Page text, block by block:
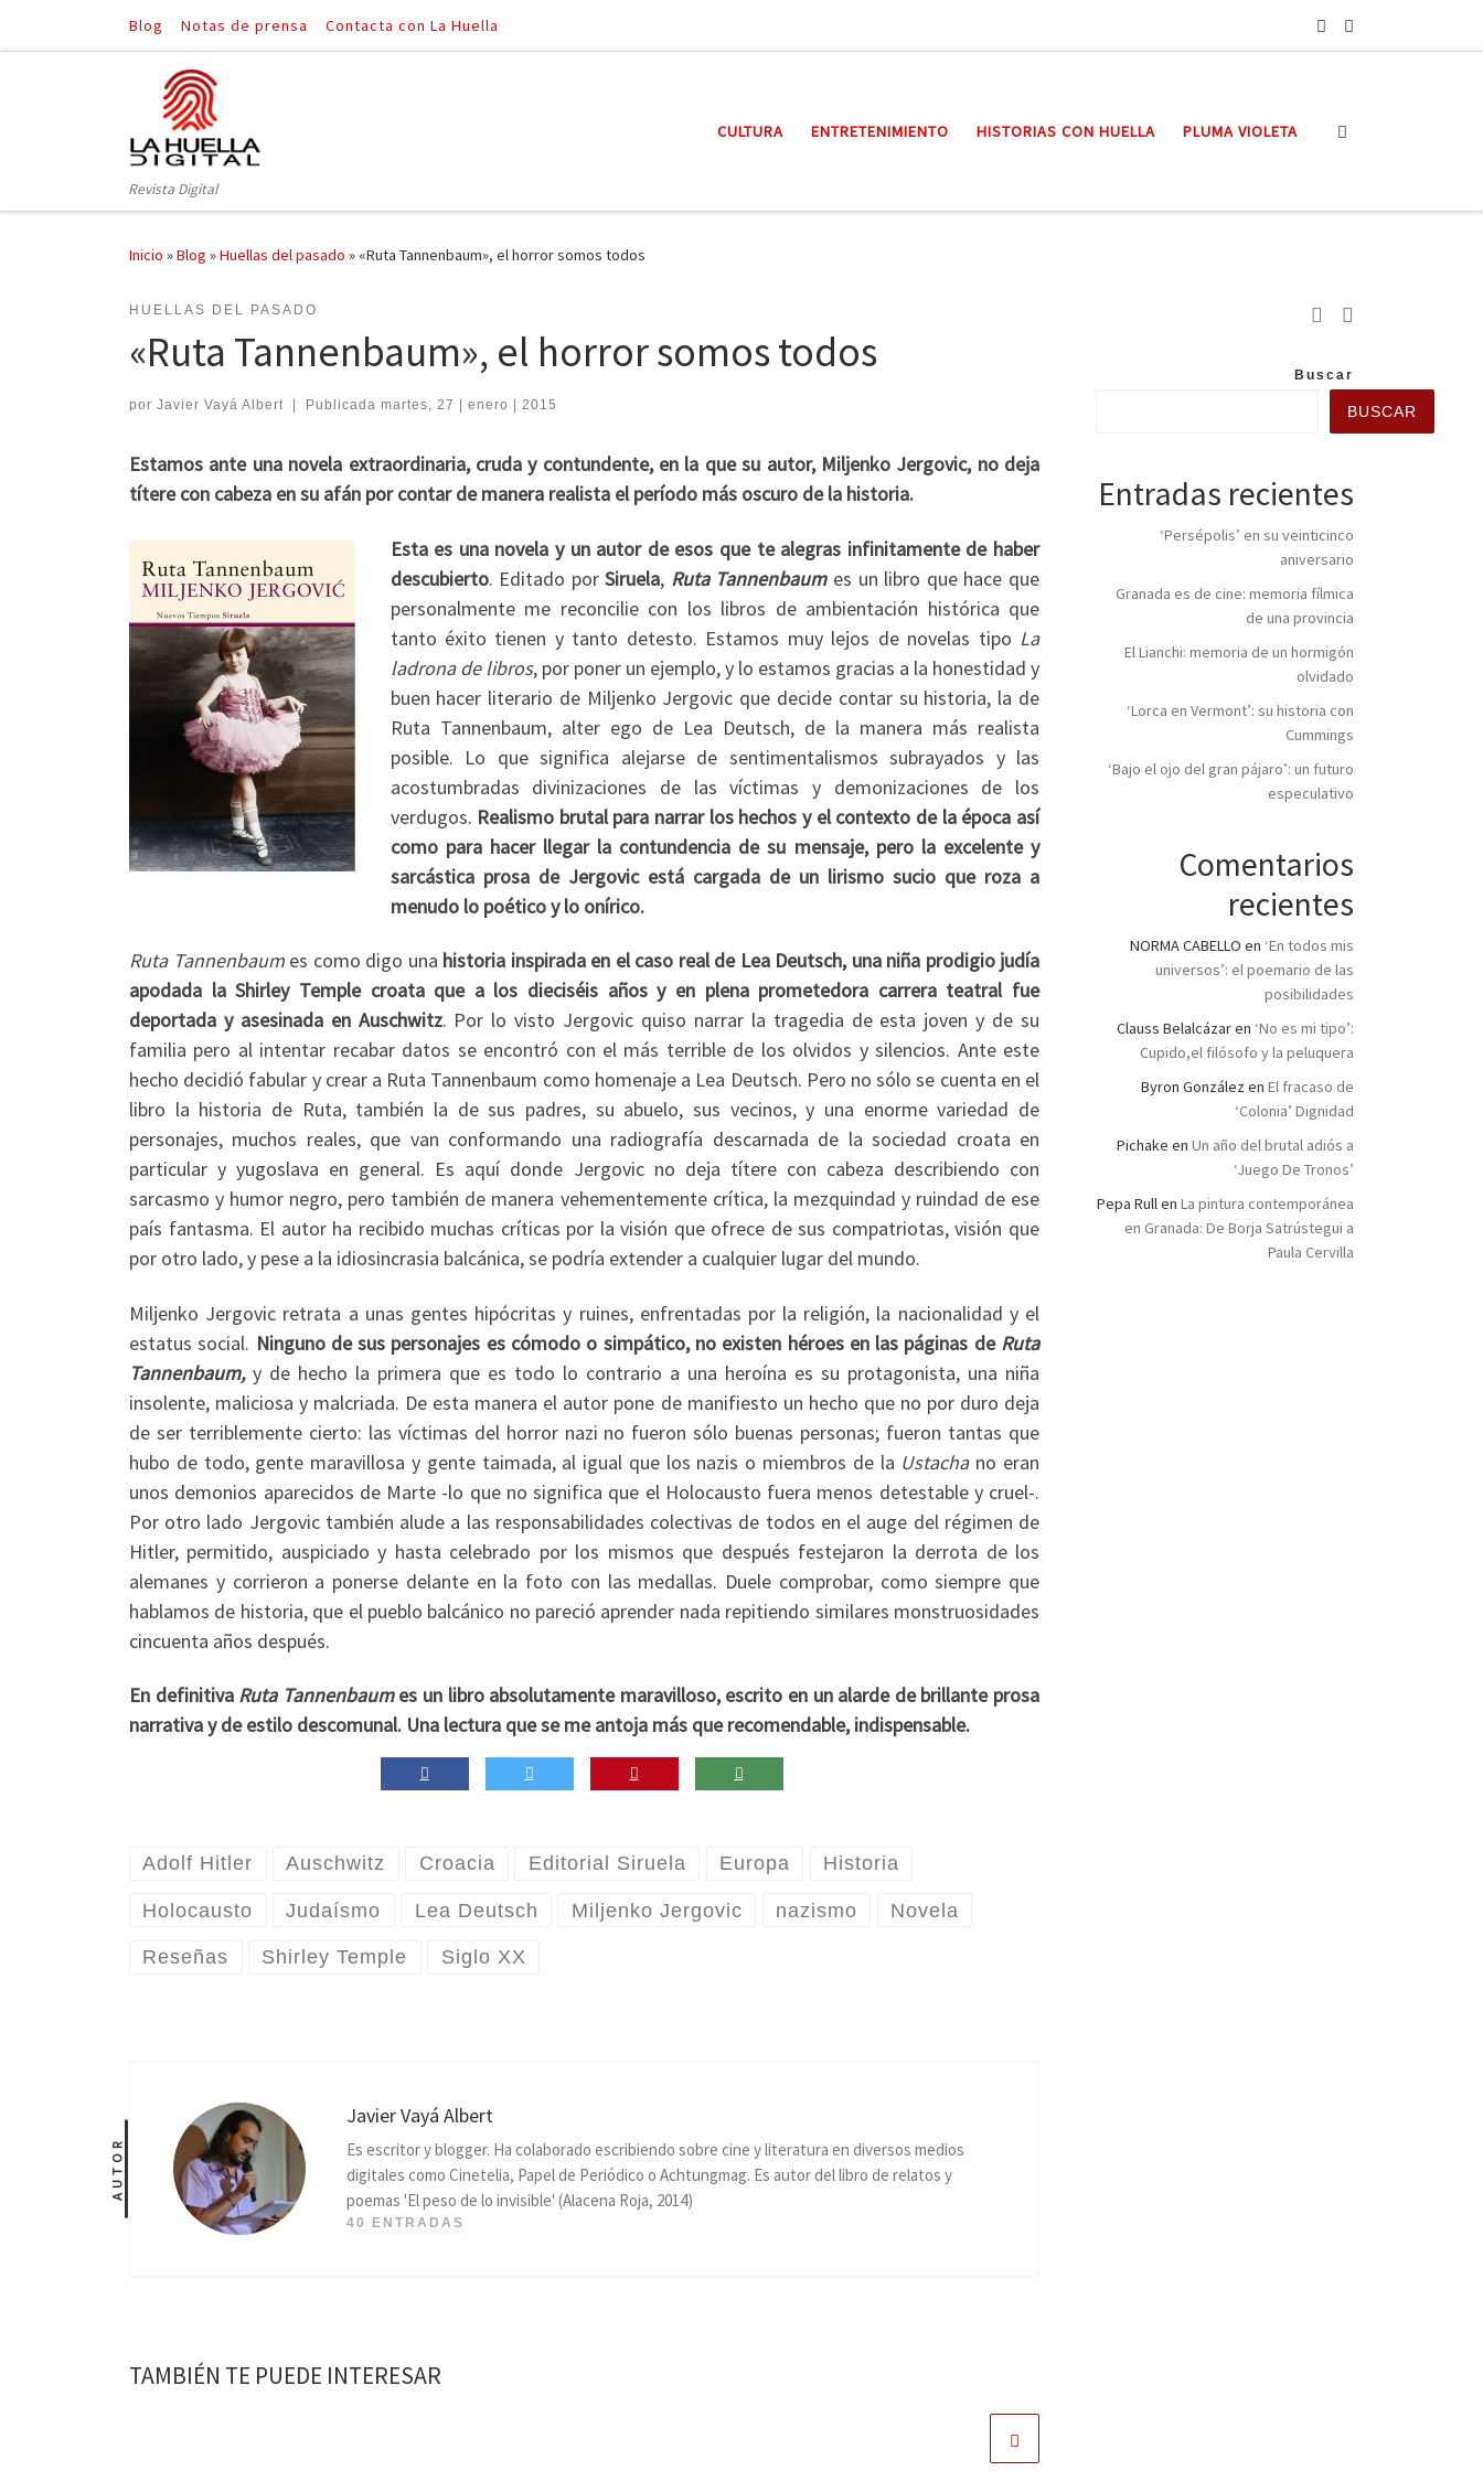
Saltar al contenido
Blog Notas de prensa Contacta con La Huella
Revista Digital
CULTURA ENTRETENIMIENTO HISTORIAS CON HUELLA PLUMA VIOLETA
Inicio »Blog »Huellas del pasado » «Ruta Tannenbaum», el horror somos todos
HUELLAS DEL PASADO
«Ruta Tannenbaum», el horror somos todos
por Javier Vayá Albert Publicada martes, 27 | enero | 2015
Estamos ante una novela extraordinaria, cruda y contundente, en la que su autor, Miljenko Jergovic, no deja
títere con cabeza en su afán por contar de manera realista el período más oscuro de la historia.
Esta es una novela y un autor de esos que te alegras infinitamente de haber
descubierto. Editado porSiruela, Ruta Tannenbaum es un libro que hace que
personalmente me reconcilie con los libros de ambientación histórica que
tanto éxito tienen y tanto detesto. Estamos muy lejos de novelas tipo La
ladrona de libros, por poner un ejemplo, y lo estamos gracias a la honestidad y
buen hacer literario de Miljenko Jergovic que decide contar su historia, la de
Ruta Tannenbaum, alter ego de Lea Deutsch, de la manera más realista
posible. Lo que significa alejarse de sentimentalismos subrayados y las
acostumbradas divinizaciones de las víctimas y demonizaciones de los
verdugos. Realismo brutal para narrar los hechos y el contexto de la época así
como para hacer llegar la contundencia de su mensaje, pero la excelente y
sarcástica prosa de Jergovic está cargada de un lirismo sucio que roza a
menudo lo poético y lo onírico.
Ruta Tannenbaum es como digo una historia inspirada en el caso real de Lea Deutsch, una niña prodigio judía
apodada la Shirley Temple croata que a los dieciséis años y en plena prometedora carrera teatral fue
deportada y asesinada en Auschwitz. Por lo visto Jergovic quiso narrar la tragedia de esta joven y de su
familia pero al intentar recabar datos se encontró con el más terrible de los olvidos y silencios. Ante este
hecho decidió fabular y crear a Ruta Tannenbaum como homenaje a Lea Deutsch. Pero no sólo se cuenta en el
libro la historia de Ruta, también la de sus padres, su abuelo, sus vecinos, y una enorme variedad de
personajes, muchos reales, que van conformando una radiografía descarnada de la sociedad croata en
particular y yugoslava en general. Es aquí donde Jergovic no deja títere con cabeza describiendo con
sarcasmo y humor negro, pero también de manera vehementemente crítica, la mezquindad y ruindad de ese
país fantasma. El autor ha recibido muchas críticas por la visión que ofrece de sus compatriotas, visión que
por otro lado, y pese a la idiosincrasia balcánica, se podría extender a cualquier lugar del mundo.
Miljenko Jergovic retrata a unas gentes hipócritas y ruines, enfrentadas por la religión, la nacionalidad y el
estatus social. Ninguno de sus personajes es cómodo o simpático, no existen héroes en las páginas de Ruta
Tannenbaum, y de hecho la primera que es todo lo contrario a una heroína es su protagonista, una niña
insolente, maliciosa y malcriada. De esta manera el autor pone de manifiesto un hecho que no por duro deja
de ser terriblemente cierto: las víctimas del horror nazi no fueron sólo buenas personas; fueron tantas que
hubo de todo, gente maravillosa y gente taimada, al igual que los nazis o miembros de la Ustachano eran
unos demonios aparecidos de Marte -lo que no significa que el Holocausto fuera menos detestable y cruel-.
Por otro lado Jergovic también alude a las responsabilidades colectivas de todos en el auge del régimen de
Hitler, permitido, auspiciado y hasta celebrado por los mismos que después festejaron la derrota de los
alemanes y corrieron a ponerse delante en la foto con las medallas. Duele comprobar, como siempre que
hablamos de historia, que el pueblo balcánico no pareció aprender nada repitiendo similares monstruosidades
cincuenta años después.
En definitiva Ruta Tannenbaumes un libro absolutamente maravilloso, escrito en un alarde de brillante prosa
narrativa y de estilo descomunal. Una lectura que se me antoja más que recomendable, indispensable.
Adolf Hitler Auschwitz Croacia Editorial Siruela Europa Historia
Holocausto Judaísmo Lea Deutsch Miljenko Jergovic nazismo Novela
Reseñas Shirley Temple Siglo XX
AUTOR
Javier Vayá Albert
Es escritor y blogger. Ha colaborado escribiendo sobre cine y literatura en diversos medios
digitales como Cinetelia, Papel de Periódico o Achtungmag. Es autor del libro de relatos y
poemas 'El peso de lo invisible' (Alacena Roja, 2014)
40 ENTRADAS
TAMBIÉN TE PUEDE INTERESAR
Buscar
BUSCAR
Entradas recientes
‘Persépolis’ en su veinticinco
aniversario
Granada es de cine: memoria fílmica
de una provincia
El Lianchi: memoria de un hormigón
olvidado
‘Lorca en Vermont’: su historia con
Cummings
‘Bajo el ojo del gran pájaro’: un futuro
especulativo
Comentarios
recientes
NORMA CABELLO en ‘En todos mis
universos’: el poemario de las
posibilidades
Clauss Belalcázaren ‘No es mi tipo’:
Cupido,el filósofo y la peluquera
Byron González en El fracaso de
‘Colonia’ Dignidad
Pichake en Un año del brutal adiós a
‘Juego De Tronos’
Pepa Rullen La pintura contemporánea
en Granada: De Borja Satrústegui a
Paula Cervilla